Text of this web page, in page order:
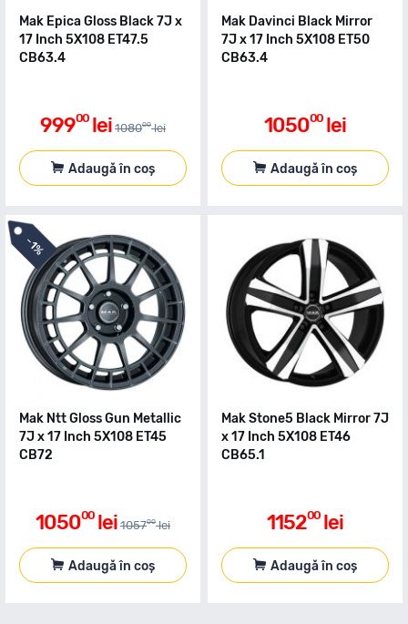
Mak Epica Gloss Black 7J x
17 Inch 5X108 ET47.5
CB63.4
99900 lei 108000 lei
Adaugă în coș
Mak Davinci Black Mirror
7J x 17 Inch 5X108 ET50
CB63.4
105000 lei
Adaugă în coș
-
1%
Mak Ntt Gloss Gun Metallic
7J x 17 Inch 5X108 ET45
CB72
105000 lei 105700 lei
Adaugă în coș
Mak Stone5 Black Mirror 7J
x 17 Inch 5X108 ET46
CB65.1
115200 lei
Adaugă în coș